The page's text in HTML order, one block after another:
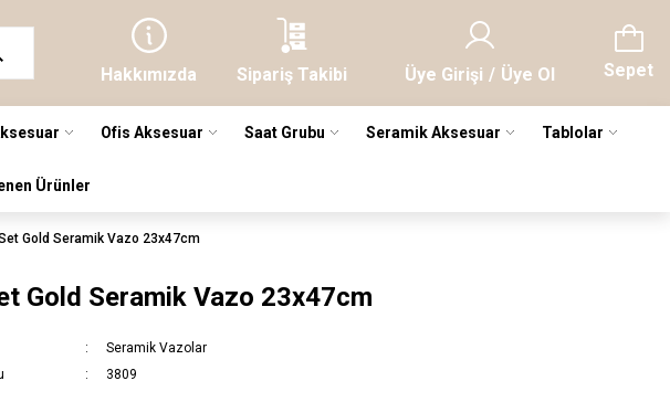
Hakkımızda Sipariş Takibi Üye Girişi / Üye Ol Sepet
Ofis Aksesuar Saat Grubu Seramik Aksesuar Tablolar
Ürünler
Gold Seramik Vazo 23x47cm
Gold Seramik Vazo 23x47cm
Seramik Vazolar
3809